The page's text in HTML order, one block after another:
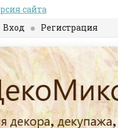
сайта
Вход Регистрация